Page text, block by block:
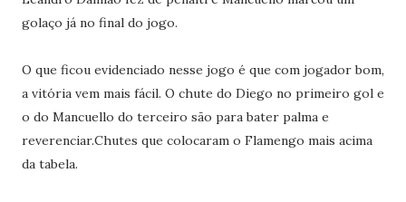
golaço já no final do jogo.
O que ficou evidenciado nesse jogo é que com jogador bom,
a vitória vem mais fácil. O chute do Diego no primeiro gol e
o do Mancuello do terceiro são para bater palma e
reverenciar.Chutes que colocaram o Flamengo mais acima
da tabela.